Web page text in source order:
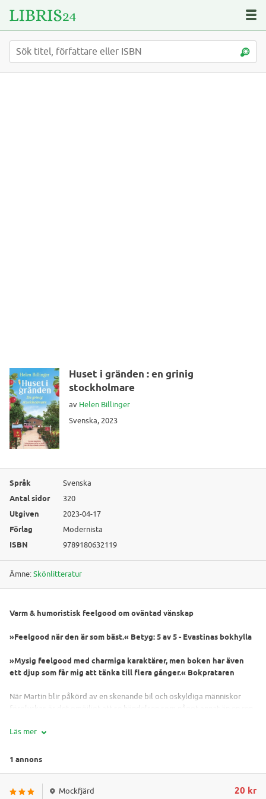
Huset i gränden : en grinig
stockholmare
av Helen Billinger
Svenska, 2023
Språk Svenska
Antal sidor 320
Utgiven 2023-04-17
Förlag Modernista
ISBN 9789180632119
Ämne:Skönlitteratur
Varm & humoristisk feelgood om oväntad vänskap
»Feelgood när den är som bäst.« Betyg: 5 av 5 - Evastinas bokhylla
»Mysig feelgood med charmiga karaktärer, men boken har även
ett djup som får mig att tänka till flera gånger.« Bokprataren
När Martin blir påkörd av en skenande bil och oskyldiga människor
förolyckas är det omöjligt att se händelsen som något annat än en ren
handfull väldigt olika människor att bo ihop för en tid - som ett led i
Anna hoppas att de ska kunna samsas och läka tillsammans, ja, kanske
deras liv vändningar de aldrig skulle kunnat ana den dag de
Läs mer
1 annons
Mockfjärd 20 kr